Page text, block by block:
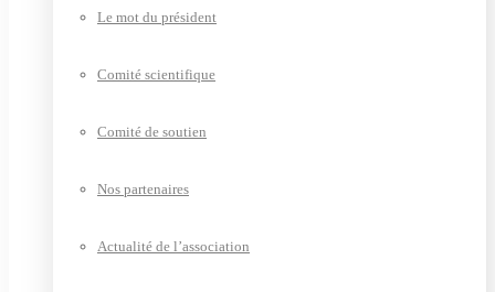
Le mot du président
Comité scientifique
Comité de soutien
Nos partenaires
Actualité de l’association